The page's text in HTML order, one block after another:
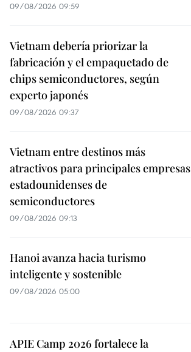
09/08/2026 09:59
Vietnam debería priorizar la
fabricación y el empaquetado de
chips semiconductores, según
experto japonés
09/08/2026 09:37
Vietnam entre destinos más
atractivos para principales empresas
estadounidenses de
semiconductores
09/08/2026 09:13
Hanoi avanza hacia turismo
inteligente y sostenible
09/08/2026 05:00
APIE Camp 2026 fortalece la